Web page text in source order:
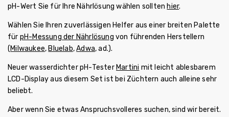
pH-Wert Sie für Ihre Nährlösung wählen sollten hier.
Wählen Sie Ihren zuverlässigen Helfer aus einer breiten Palette
für pH-Messung der Nährlösung von führenden Herstellern
(Milwaukee, Bluelab,Adwa, ad.).
Neuer wasserdichter pH-Tester Martini mit leicht ablesbarem
LCD-Display aus diesem Set ist bei Züchtern auch alleine sehr
beliebt.
Aber wenn Sie etwas Anspruchsvolleres suchen, sind wir bereit.